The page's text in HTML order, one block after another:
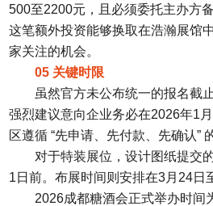
500至2200元，且必须委托主办方
这笔额外投资能够换取在浩瀚展馆
家关注的机会。
05 关键时限
虽然官方未公布统一的报名截
强烈建议意向企业务必在2026年1
区遵循 “先申请、先付款、先确认”
对于特装展位，设计图纸提交
1日前。布展时间则安排在3月24日
2026成都糖酒会正式举办时间